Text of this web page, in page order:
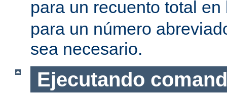
para un recuento total
para un número
sea necesario.
Ejecutando